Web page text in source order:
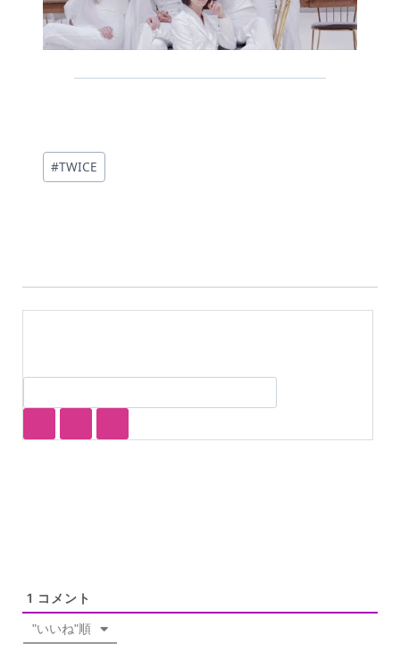
投
稿
#TWICE
1 コメント
"いいね"順